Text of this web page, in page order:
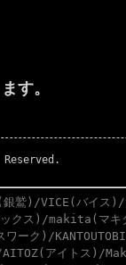
す。
Reserved.
銀鷲)/VICE(バイ
クス)/makita(マ
ーク)/
AITOZ(アイトス)/